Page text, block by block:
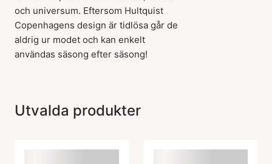
och universum. Eftersom Hultquist
Copenhagens design är tidlösa går de
aldrig ur modet och kan enkelt
användas säsong efter säsong!
Utvalda produkter